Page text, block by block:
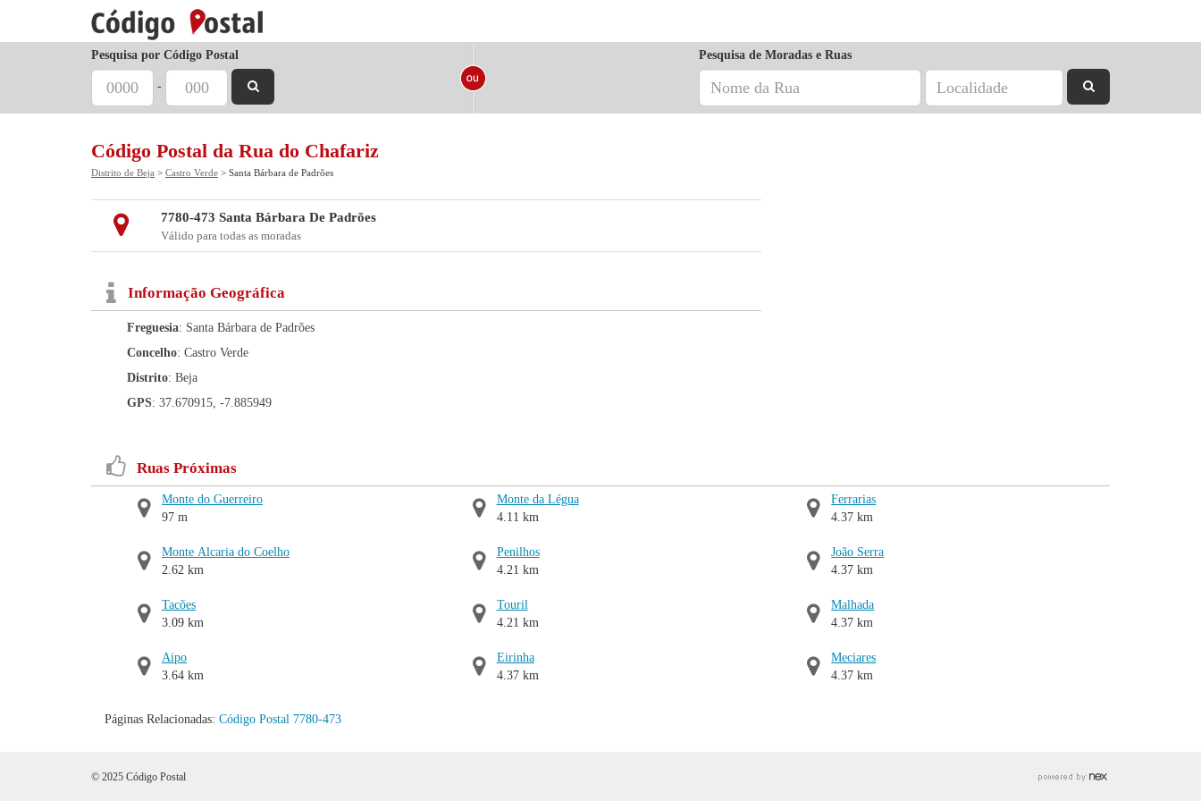
Pesquisa por Código Postal
-
Pesquisa de Moradas e Ruas
Código Postal da Rua do Chafariz
Distrito de Beja > Castro Verde > Santa Bárbara de Padrões
7780-473 Santa Bárbara De Padrões
Válido para todas as moradas
Informação Geográfica
Freguesia: Santa Bárbara de Padrões
Concelho: Castro Verde
Distrito: Beja
GPS: 37.670915, -7.885949
Ruas Próximas
Monte do Guerreiro
97 m
Monte Alcaria do Coelho
2.62 km
Tacões
3.09 km
Aipo
3.64 km
Monte da Légua
4.11 km
Penilhos
4.21 km
Touril
4.21 km
Eirinha
4.37 km
Ferrarias
4.37 km
João Serra
4.37 km
Malhada
4.37 km
Meciares
4.37 km
Páginas Relacionadas: Código Postal 7780-473
© 2025 Código Postal